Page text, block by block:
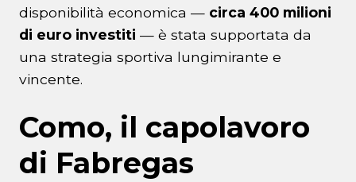
disponibilità economica — circa 400 milioni
di euro investiti — è stata supportata da
una strategia sportiva lungimirante e
vincente.
Como, il capolavoro
di Fabregas